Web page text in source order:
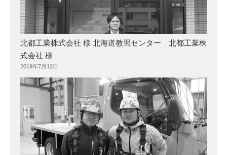
北都工業株式会社 様 北海道教習センター 北都工業株
式会社 様
2019年7月12日